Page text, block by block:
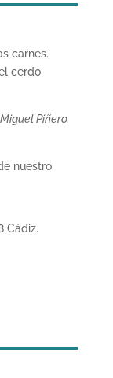
carnes.
cerdo
Piñero.
nuestro
Cádiz.